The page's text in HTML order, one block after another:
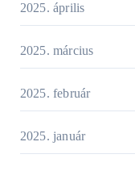
2025. április
2025. március
2025. február
2025. január